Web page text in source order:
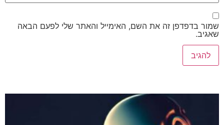
שמור בדפדפן זה את השם, האימייל והאתר שלי לפעם הבאה
שאגיב.